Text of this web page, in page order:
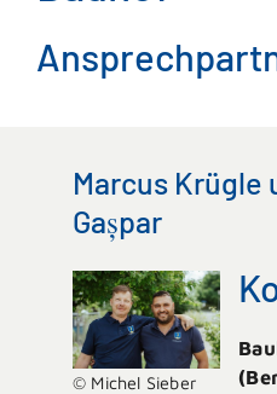
Marcus Krügle
Gașpar
© Michel Sieber